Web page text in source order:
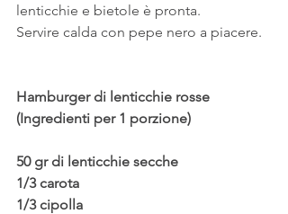
lenticchie e bietole è pronta.
Servire calda con pepe nero a piacere.
Hamburger di lenticchie rosse
(Ingredienti per 1 porzione)
50 gr di lenticchie secche
1/3 carota
1/3 cipolla